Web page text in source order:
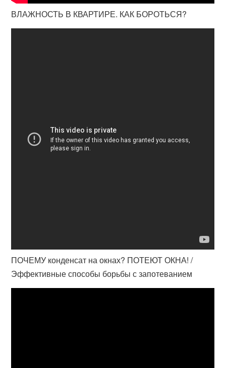
ВЛАЖНОСТЬ В КВАРТИРЕ. КАК БОРОТЬСЯ?
ПОЧЕМУ конденсат на окнах? ПОТЕЮТ ОКНА! /
Эффективные способы борьбы с запотеванием